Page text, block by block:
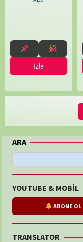
İzle
ARA
YOUTUBE & MOBİL
ABONE OL
TRANSLATOR